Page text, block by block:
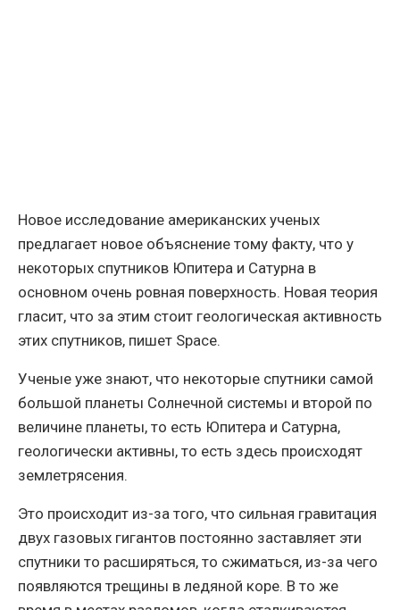
Новое исследование американских ученых
предлагает новое объяснение тому факту, что у
некоторых спутников Юпитера и Сатурна в
основном очень ровная поверхность. Новая теория
гласит, что за этим стоит геологическая активность
этих спутников, пишет Space.
Ученые уже знают, что некоторые спутники самой
большой планеты Солнечной системы и второй по
величине планеты, то есть Юпитера и Сатурна,
геологически активны, то есть здесь происходят
землетрясения.
Это происходит из-за того, что сильная гравитация
двух газовых гигантов постоянно заставляет эти
спутники то расширяться, то сжиматься, из-за чего
появляются трещины в ледяной коре. В то же